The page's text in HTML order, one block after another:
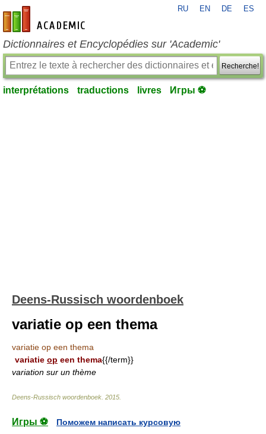
fr-academic.com
RU EN DE ES
Dictionnaires et Encyclopédies sur 'Academic'
Recherche!
interprétations traductions livres Игры ⚽
Deens-Russisch woordenboek
variatie op een thema
variatie op een thema
variatie op een thema{{/term}}
variation sur un thème
Deens-Russisch woordenboek 2015
Игры ⚽
Поможем написать курсовую